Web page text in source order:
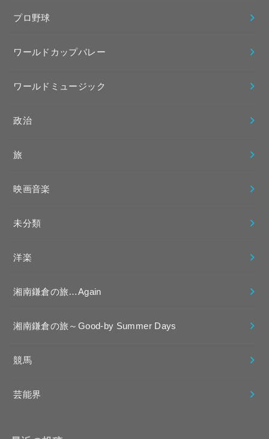
プロ野球
ワールドカップバレー
ワールドミュージック
政治
旅
映画音楽
未分類
洋楽
湘南鎌倉の旅…Again
湘南鎌倉の旅～Good-by Summer Days
競馬
芸能界